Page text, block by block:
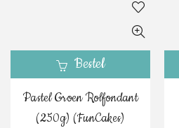
Bestel
Pastel Groen Rolfondant
(250g) (FunCakes)